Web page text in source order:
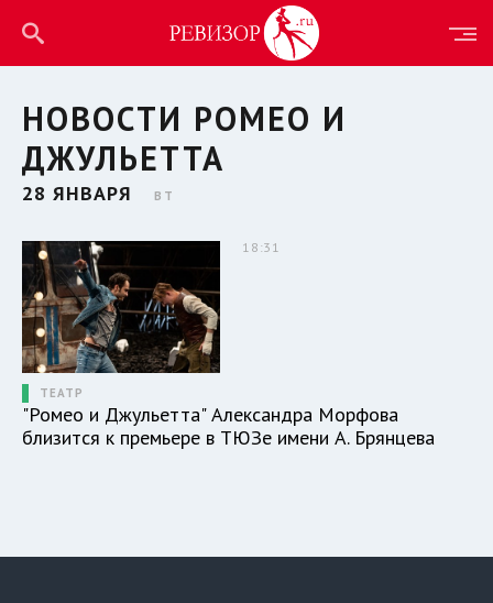
НОВОСТИ РОМЕО И
ДЖУЛЬЕТТА
28 ЯНВАРЯ ВТ
18:31
ТЕАТР
"Ромео и Джульетта" Александра Морфова
близится к премьере в ТЮЗе имени А. Брянцева